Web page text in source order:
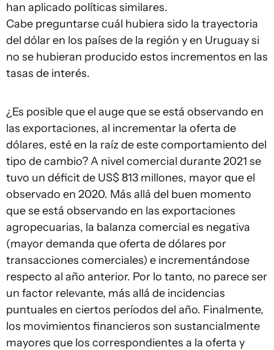
han aplicado políticas similares.
Cabe preguntarse cuál hubiera sido la trayectoria
del dólar en los países de la región y en Uruguay si
no se hubieran producido estos incrementos en las
tasas de interés.
¿Es posible que el auge que se está observando en
las exportaciones, al incrementar la oferta de
dólares, esté en la raíz de este comportamiento del
tipo de cambio? A nivel comercial durante 2021 se
tuvo un déficit de US$ 813 millones, mayor que el
observado en 2020. Más allá del buen momento
que se está observando en las exportaciones
agropecuarias, la balanza comercial es negativa
(mayor demanda que oferta de dólares por
transacciones comerciales) e incrementándose
respecto al año anterior. Por lo tanto, no parece ser
un factor relevante, más allá de incidencias
puntuales en ciertos períodos del año. Finalmente,
los movimientos financieros son sustancialmente
mayores que los correspondientes a la oferta y